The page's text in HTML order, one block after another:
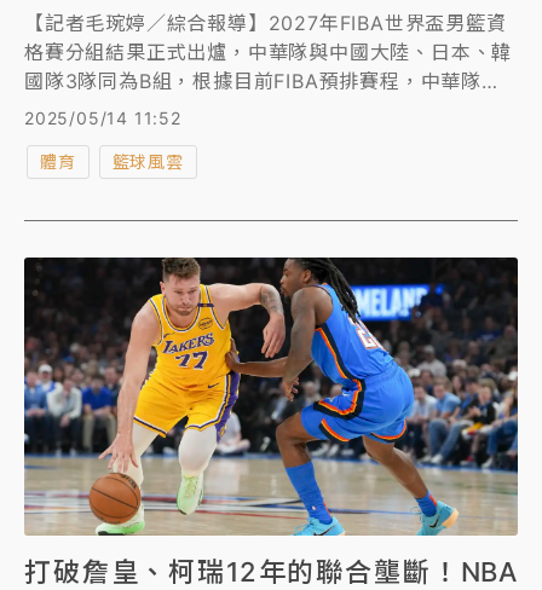
【記者毛琬婷／綜合報導】2027年FIBA世界盃男籃資
格賽分組結果正式出爐，中華隊與中國大陸、日本、韓
國隊3隊同為B組，根據目前FIBA預排賽程，中華隊將
在今年11月28日揭開資格賽序幕，首戰將在客場交手強
敵日本隊。
2025/05/14 11:52
體育 籃球風雲
打破詹皇、柯瑞12年的聯合壟斷！NBA